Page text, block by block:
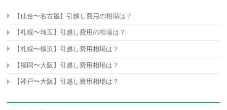
【仙台〜名古屋】引越し費用の相場は？
【札幌〜埼玉】引越し費用の相場は？
【札幌〜横浜】引越し費用相場は？
【福岡〜大阪】引越し費用相場は？
【神戸〜大阪】引越し費用相場は？